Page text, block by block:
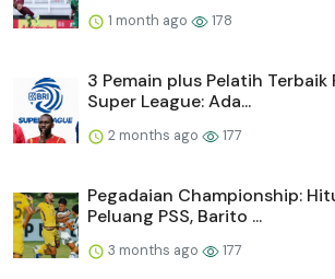
1 month ago 178
3 Pemain plus Pelatih Terbaik
Super League: Ada...
2 months ago 177
Pegadaian Championship:
Peluang PSS, Barito ...
3 months ago 177